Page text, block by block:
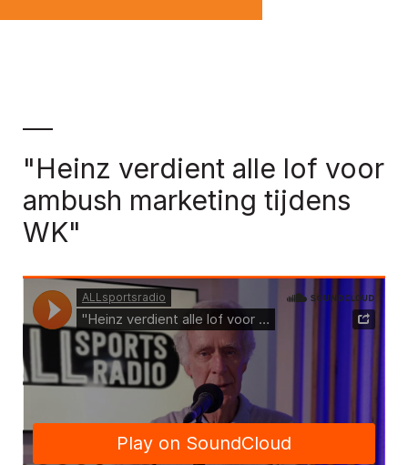
"Heinz verdient alle lof voor
ambush marketing tijdens
WK"